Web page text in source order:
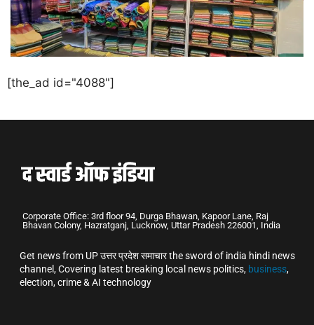
[the_ad id="4088"]
Corporate Office: 3rd floor 94, Durga Bhawan, Kapoor Lane, Raj
Bhavan Colony, Hazratganj, Lucknow, Uttar Pradesh 226001, India
Get news from UP उत्तर प्रदेश समाचार the sword of india hindi news
channel, Covering latest breaking local news politics, business,
election, crime & AI technology